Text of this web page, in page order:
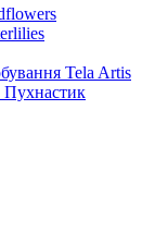
Tela Artis